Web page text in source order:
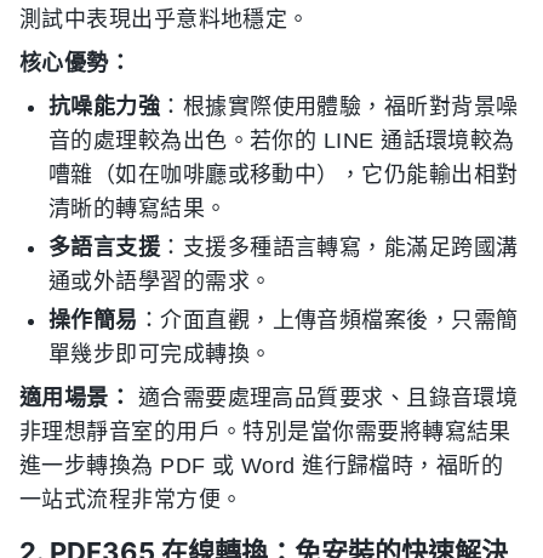
測試中表現出乎意料地穩定。
核心優勢：
抗噪能力強 ：根據實際使用體驗，福昕對背景噪
音的處理較為出色。若你的 LINE 通話環境較為
嘈雜（如在咖啡廳或移動中），它仍能輸出相對
清晰的轉寫結果。
多語言支援 ：支援多種語言轉寫，能滿足跨國溝
通或外語學習的需求。
操作簡易 ：介面直觀，上傳音頻檔案後，只需簡
單幾步即可完成轉換。
適用場景：
適合需要處理高品質要求、且錄音環境
非理想靜音室的用戶。特別是當你需要將轉寫結果
進一步轉換為 PDF 或 Word 進行歸檔時，福昕的
一站式流程非常方便。